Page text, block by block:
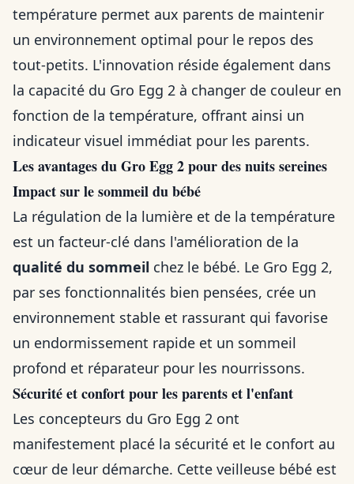
température permet aux parents de maintenir
un environnement optimal pour le repos des
tout-petits. L'innovation réside également dans
la capacité du Gro Egg 2 à changer de couleur en
fonction de la température, offrant ainsi un
indicateur visuel immédiat pour les parents.
Les avantages du Gro Egg 2 pour des nuits sereines
Impact sur le sommeil du bébé
La régulation de la lumière et de la température
est un facteur-clé dans l'amélioration de la
qualité du sommeil chez le bébé. Le Gro Egg 2,
par ses fonctionnalités bien pensées, crée un
environnement stable et rassurant qui favorise
un endormissement rapide et un sommeil
profond et réparateur pour les nourrissons.
Sécurité et confort pour les parents et l'enfant
Les concepteurs du Gro Egg 2 ont
manifestement placé la sécurité et le confort au
cœur de leur démarche. Cette veilleuse bébé est